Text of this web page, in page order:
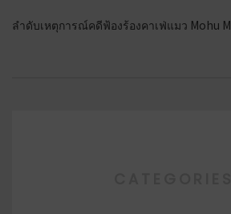
ลำดับเหตุการณ์คดีฟ้องร้องคาเฟ่แมว Mohu